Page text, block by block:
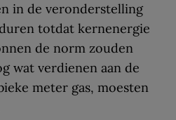
in de veronderstelling
totdat kernenergie
de norm zouden
wat verdienen aan de
meter gas, moesten